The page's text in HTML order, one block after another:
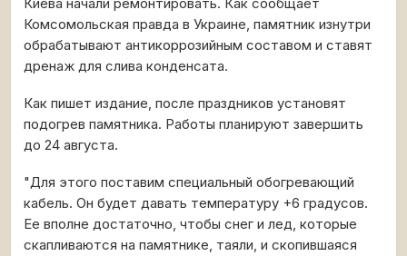
Киева начали ремонтировать. Как сообщает
Комсомольская правда в Украине, памятник изнутри
обрабатывают антикоррозийным составом и ставят
дренаж для слива конденсата.
Как пишет издание, после праздников установят
подогрев памятника. Работы планируют завершить
до 24 августа.
"Для этого поставим специальный обогревающий
кабель. Он будет давать температуру +6 градусов.
Ее вполне достаточно, чтобы снег и лед, которые
скапливаются на памятнике, таяли, и скопившаяся